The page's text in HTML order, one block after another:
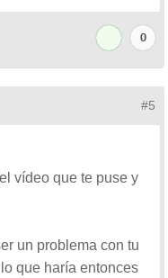
te voy a dejar este vídeo
que se proponen.
soluciones que
0
#5
vídeo que te puse y
un problema con tu
que haría entonces